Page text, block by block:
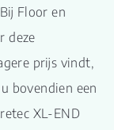
Floor en
deze
prijs vindt,
bovendien een
XL-END